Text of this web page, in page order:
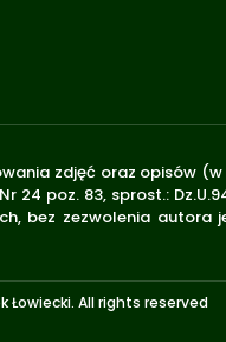
zdjęć oraz opisów
Nr 24 poz. 83, sprost.:
bez zezwolenia
Łowiecki. All rights reserved